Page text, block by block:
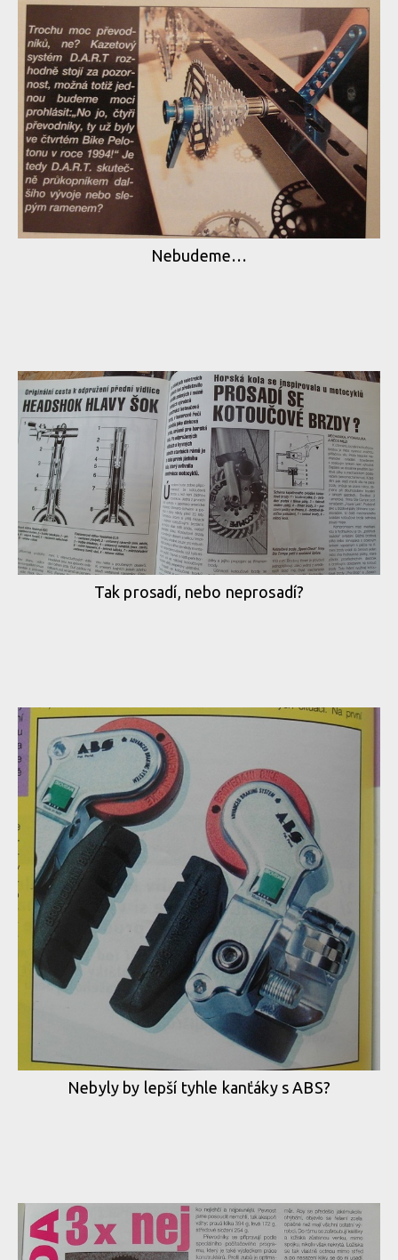
Nebudeme…
Tak prosadí, nebo neprosadí?
Nebyly by lepší tyhle kanťáky s ABS?